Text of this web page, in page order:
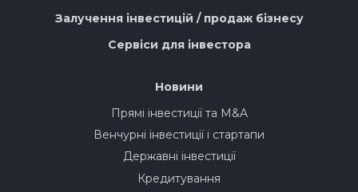
Залучення інвестицій / продаж бізнесу
Сервіси для інвестора
Новини
Прямі інвестиції та M&A
Венчурні інвестиції і стартапи
Державні інвестиції
Кредитування